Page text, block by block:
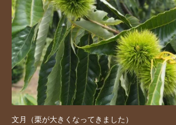
文月（栗が大きくなってきました）